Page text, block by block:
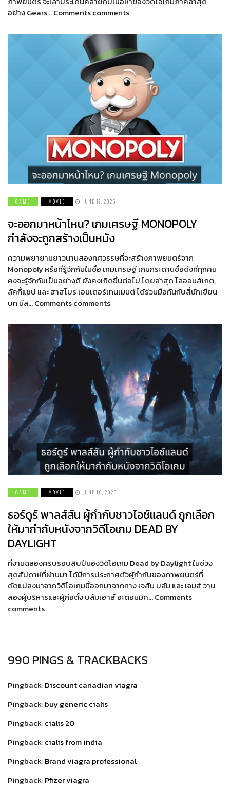
อย่าง Gears… Comments comments
GAME MOVIE JUNE 17, 2026
จะออกมาหน้าไหน? เกมเศรษฐี MONOPOLY
กำลังจะถูกสร้างเป็นหนัง
ความพยายามยาวนานสองทศวรรษที่จะสร้างภาพยนตร์จาก
Monopoly หรือที่รู้จักกันในชื่อ เกมเศรษฐี เกมกระดานชื่อดังที่ทุกคน
คงจะรู้จักกันเป็นอย่างดี ยังคงเกิดขึ้นต่อไป โดยล่าสุด ไลออนส์เกต,
ลัคกี้แชป และ ฮาสโบร เอนเตอร์เทนเมนต์ ได้ร่วมมือกันกับสี่นักเขียน
บท นีล… Comments comments
GAME MOVIE JUNE 16, 2026
ธอร์ดูร์ พาลส์สัน ผู้กำกับชาวไอซ์แลนด์ ถูกเลือก
ให้มากำกับหนังจากวิดีโอเกม DEAD BY
DAYLIGHT
ที่งานฉลองครบรอบสิบปีของวิดีโอเกม Dead by Daylight ในช่วง
สุดสัปดาห์ที่ผ่านมา ได้มีการประกาศตัวผู้กำกับของภาพยนตร์ที่
ดัดแปลงมาจากวิดีโอเกมนี้ออกมาจากทาง เจสัน บลัม และ เจมส์ วาน
สองผู้บริหารและผู้ก่อตั้ง บลัมเฮาส์ อะตอมมิค… Comments
comments
990 PINGS & TRACKBACKS
Pingback:Discount canadian viagra
Pingback:buy generic cialis
Pingback:cialis 20
Pingback:cialis from india
Pingback:Brand viagra professional
Pingback:Pfizer viagra